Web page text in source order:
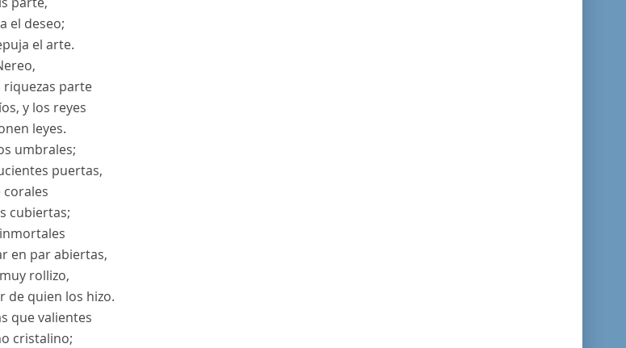
el deseo;
el arte.
riquezas parte
y los reyes
leyes.
umbrales;
puertas,
corales
cubiertas;
en par abiertas,
rollizo,
de quien los hizo.
que valientes
cristalino;